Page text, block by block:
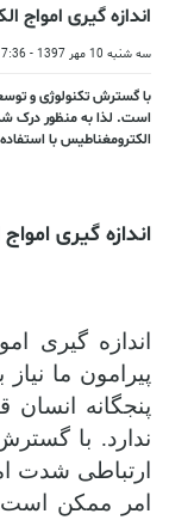
اندازه گیری امواج
سه شنبه 10 مهر 1397 - 17:36
با گسترش تکنولوژی و
است. لذا به منظور درک
الکترومغناطیس با
اندازه گیری
اندازه گیری
پیرامون ما
پنجگانه
ندارد. با
ارتباطی شدت
امر ممکن است